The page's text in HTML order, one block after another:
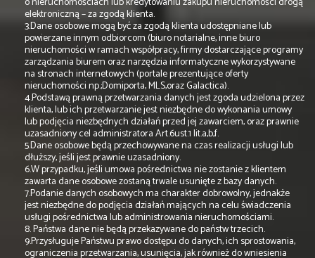
elektroniczną – za zgodą klienta.
3.Dane osobowe mogą być za zgodą klienta udostępniane lub
powierzane innym odbiorcom (biuro notarialne, inne biuro
nieruchomości w ramach współpracy, firmy dostarczające programy
zarządzania biurem oraz narzędzia informatyczne wykorzystywane
na stronach internetowych (portale prezentujące oferty
nieruchomości np.;Domiporta, MLS,oraz Galactica).
4.Podstawą prawną przetwarzania danych jest zgoda udzielona przez
klienta, lub ich przetwarzanie jest niezbędne do wykonania umowy
lub podjęcia niezbędnych działań przed jej zawarciem, oraz prawnie
uzasadniony cel administratora Art.6ust.1 lit.a,b,f.
5.Dane osobowe będą przechowywane na czas realizacji usługi lub
dłuższy, jeśli jest prawnie uzasadniony.
6.W przypadku, jeśli umowa pośrednictwa nie zostanie z klientem
zawarta dane osobowe zostaną trwale usunięte z bazy danych.
7.Podanie danych osobowych ma charakter dobrowolny, jednakże
jest niezbędne do podjęcia działań mających na celu świadczenia
usługi pośrednictwa lub administrowania nieruchomościami.
8. Państwa dane nie będą przekazywane do państw trzecich.
9.Przysługuje Państwu prawo dostępu do danych, ich sprostowania,
ograniczenia przetwarzania, usunięcia, jak również do wniesienia